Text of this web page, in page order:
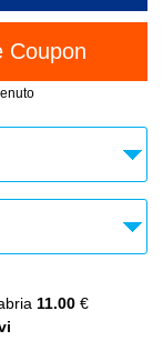
11.00 €